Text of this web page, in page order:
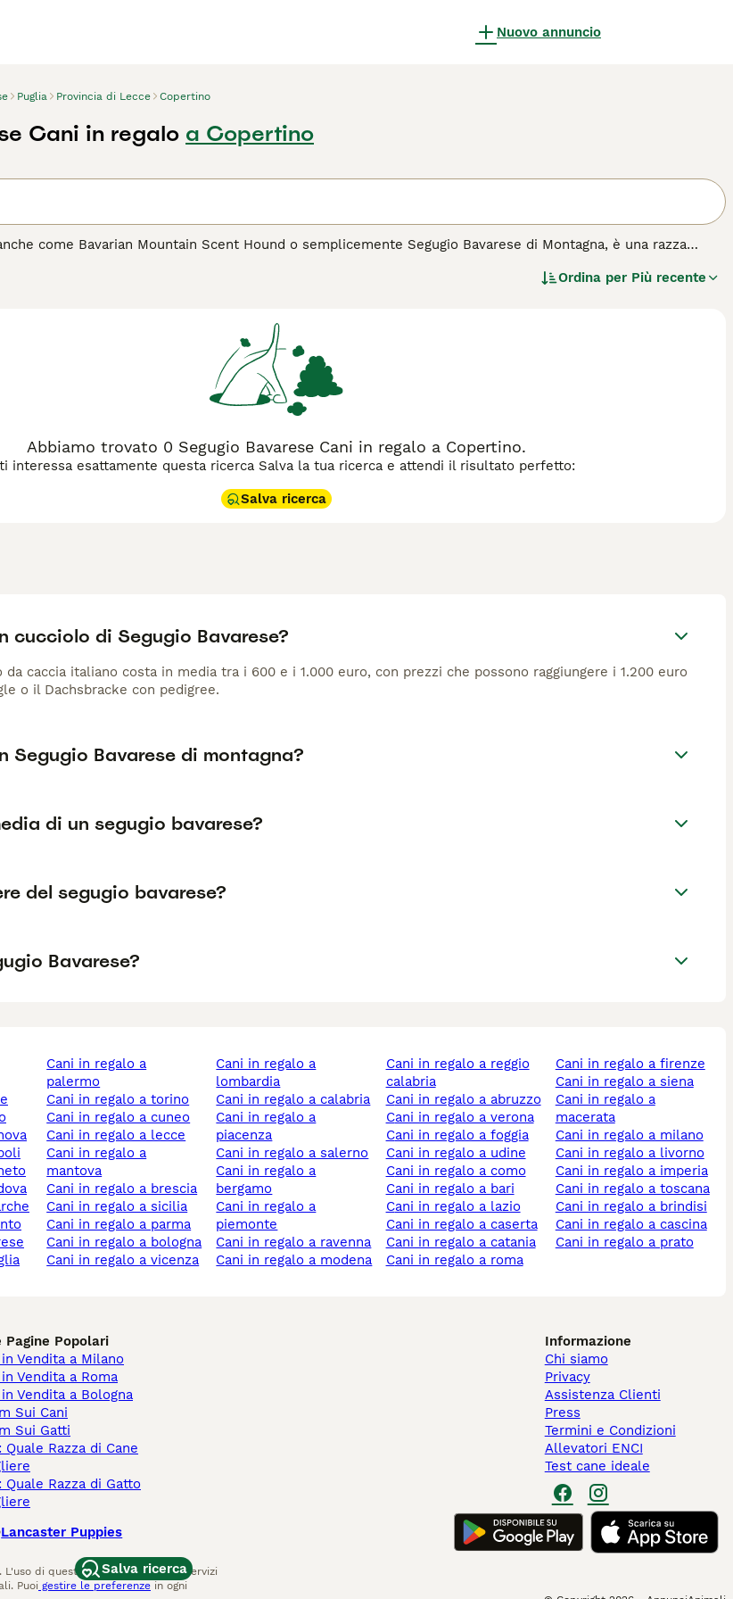
Nuovo annuncio
Puglia Provincia di Lecce Copertino
Cani in regalo a Copertino
come Bavarian Mountain Scent Hound o semplicemente Segugio Bavarese di Montagna, è una razza
rosso con possibili macchie bianche, e per la sua espressione attenta e intelligente. Il Segugio Bavarese è
calmo e affettuoso con la famiglia, dimostrandosi un compagno leale e protettivo. Richiede
aperti dove poter esprimere le sue doti naturali.
è il cane giusto per te, leggi la guida all'acquisto per questa razza.
Ordina per Più recente
Abbiamo trovato 0 Segugio Bavarese Cani in regalo a Copertino.
interessa esattamente questa ricerca Salva la tua ricerca e attendi il risultato perfetto:
Salva ricerca
cucciolo di Segugio Bavarese?
da caccia italiano costa in media tra i 600 e i 1.000 euro, con prezzi che possono raggiungere i 1.200 euro
o il Dachsbracke con pedigree.
Segugio Bavarese di montagna?
di un segugio bavarese?
del segugio bavarese?
Bavarese?
cani in regalo a
palermo
cani in regalo a torino
cani in regalo a cuneo
cani in regalo a lecce
cani in regalo a
mantova
cani in regalo a brescia
cani in regalo a sicilia
cani in regalo a parma
cani in regalo a bologna
cani in regalo a vicenza
cani in regalo a
lombardia
cani in regalo a calabria
cani in regalo a
piacenza
cani in regalo a salerno
cani in regalo a
bergamo
cani in regalo a
piemonte
cani in regalo a ravenna
cani in regalo a modena
cani in regalo a reggio
calabria
cani in regalo a abruzzo
cani in regalo a verona
cani in regalo a foggia
cani in regalo a udine
cani in regalo a como
cani in regalo a bari
cani in regalo a lazio
cani in regalo a caserta
cani in regalo a catania
cani in regalo a roma
cani in regalo a firenze
cani in regalo a siena
cani in regalo a
macerata
cani in regalo a milano
cani in regalo a livorno
cani in regalo a imperia
cani in regalo a toscana
cani in regalo a brindisi
cani in regalo a cascina
cani in regalo a prato
Salva ricerca
Pagine Popolari
in Vendita a Milano
Vendita a Roma
in Vendita a Bologna
Sui Cani
Sui Gatti
Quale Razza di Cane
Quale Razza di Gatto
Informazione
Chi siamo
Privacy
Assistenza Clienti
Press
Termini e Condizioni
Allevatori ENCI
Test cane ideale
Lancaster Puppies
di questo sito Web e di altri servizi
Puoi gestire le preferenze in ogni